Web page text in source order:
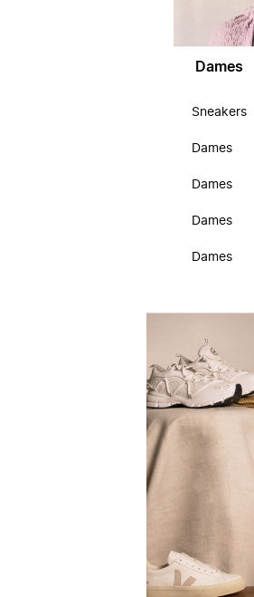
Dames
Sneakers
Dames
Dames
Dames
Dames